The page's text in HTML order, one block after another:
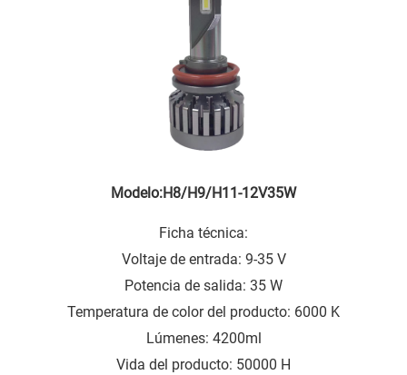
Modelo:H8/H9/H11-12V35W
Ficha técnica:
Voltaje de entrada: 9-35 V
Potencia de salida: 35 W
Temperatura de color del producto: 6000 K
Lúmenes: 4200ml
Vida del producto: 50000 H